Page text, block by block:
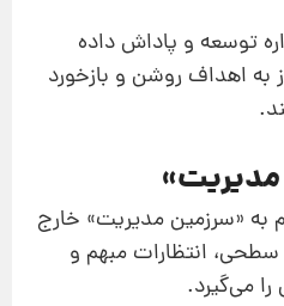
توسعه و پاداش داده
به اهداف روشن و بازخورد
به «سرزمین مدیریت» خارج
انتظارات مبهم و
می‌گیرد.